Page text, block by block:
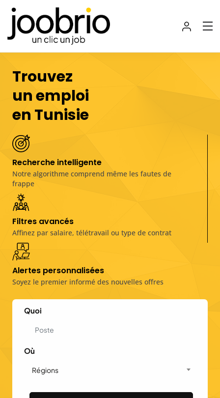
Trouvez
un emploi
en Tunisie
Recherche intelligente
Notre algorithme comprend même les fautes de
frappe
Filtres avancés
Affinez par salaire, télétravail ou type de contrat
Alertes personnalisées
Soyez le premier informé des nouvelles offres
Quoi
Où
Régions